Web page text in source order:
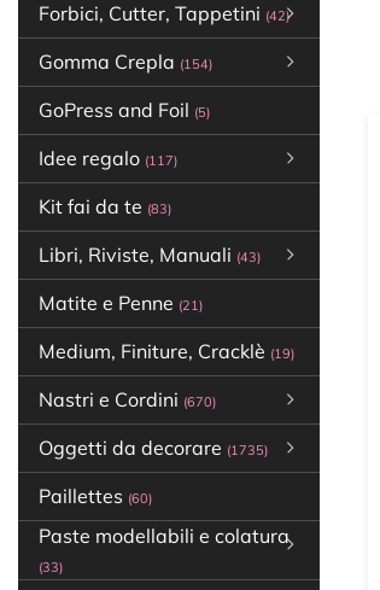
Forbici, Cutter, Tappetini (42)
Gomma Crepla (154)
GoPress and Foil (5)
Idee regalo (117)
Kit fai da te (83)
Libri, Riviste, Manuali (43)
Matite e Penne (21)
Medium, Finiture, Cracklè (19)
Nastri e Cordini (670)
Oggetti da decorare (1735)
Paillettes (60)
Paste modellabili e colatura
(33)